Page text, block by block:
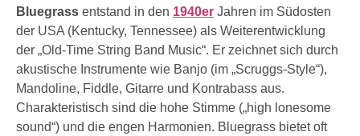
Bluegrass entstand in den 1940er Jahren im Südosten
der USA (Kentucky, Tennessee) als Weiterentwicklung
der „Old-Time String Band Music“. Er zeichnet sich durch
akustische Instrumente wie Banjo (im „Scruggs-Style“),
Mandoline, Fiddle, Gitarre und Kontrabass aus.
Charakteristisch sind die hohe Stimme („high lonesome
sound“) und die engen Harmonien. Bluegrass bietet oft